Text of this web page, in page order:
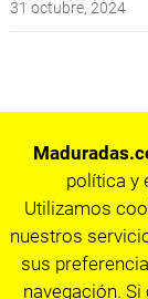
31 octubre, 2024
política y
Utilizamos
nuestros
sus
navegación.